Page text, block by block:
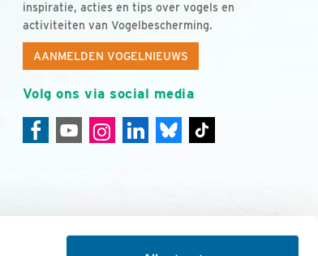
inspiratie, acties en tips over vogels en
activiteiten van Vogelbescherming.
AANMELDEN VOGELNIEUWS
Volg ons via social media